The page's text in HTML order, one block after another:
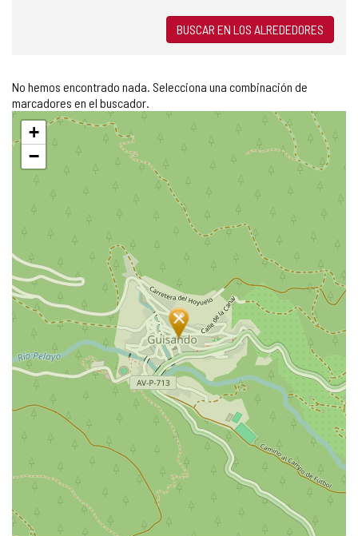
BUSCAR EN LOS ALREDEDORES
No hemos encontrado nada. Selecciona una combinación de
marcadores en el buscador.
Saltar
mapa
+
−